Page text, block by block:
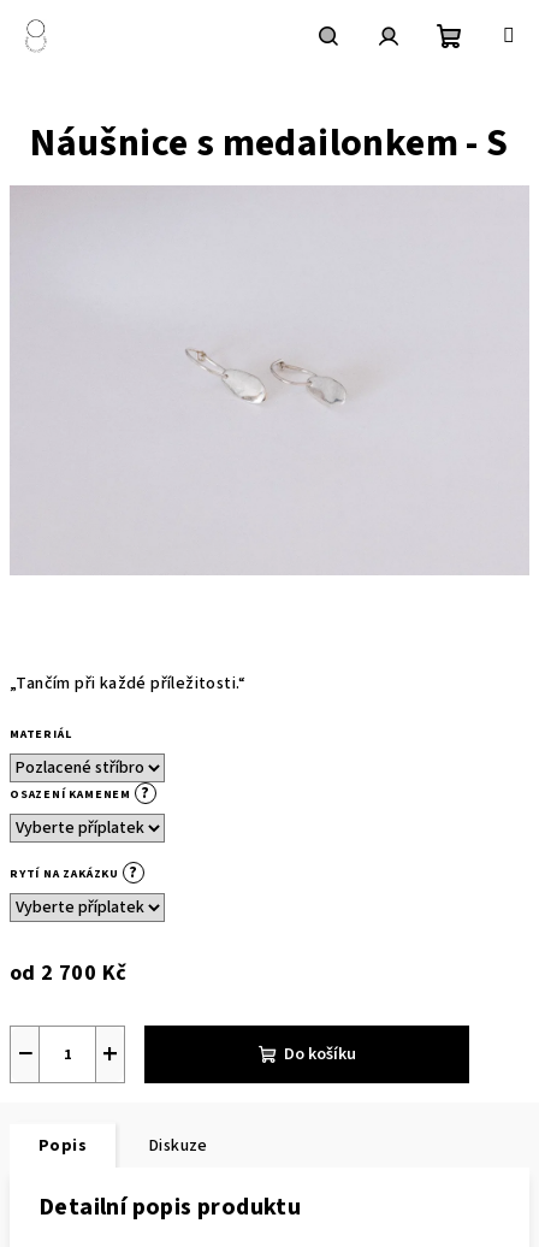
obsah
košík
„Tančím při každé příležitosti.“
MATERIÁL
OSAZENÍ KAMENEM ?
RYTÍ NA ZAKÁZKU ?
od 2 700 Kč
+
− Do košíku
Náušnice s medailonkem - S
Popis Diskuze
Detailní popis produktu